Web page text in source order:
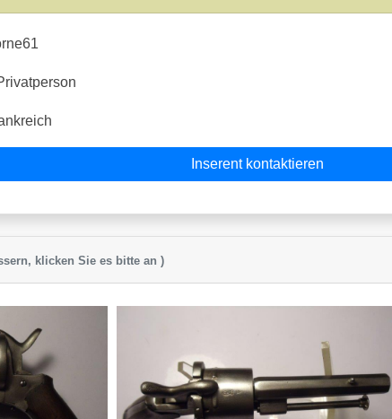
Inserent kontaktieren
klicken Sie es bitte an )